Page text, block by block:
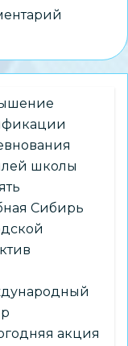
школы
Сибирь
акция